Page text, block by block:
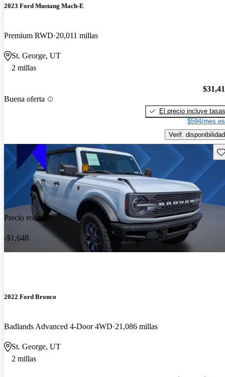
2023 Ford Mustang Mach-E
Premium RWD 20,011 millas
St. George, UT
2 millas
Buena oferta
El precio incluye tasas
$594/mes
Verif. disponibilidad
Precio reducido
-$1,648
2022 Ford Bronco
Badlands Advanced 4-Door 4WD 21,086 millas
St. George, UT
2 millas